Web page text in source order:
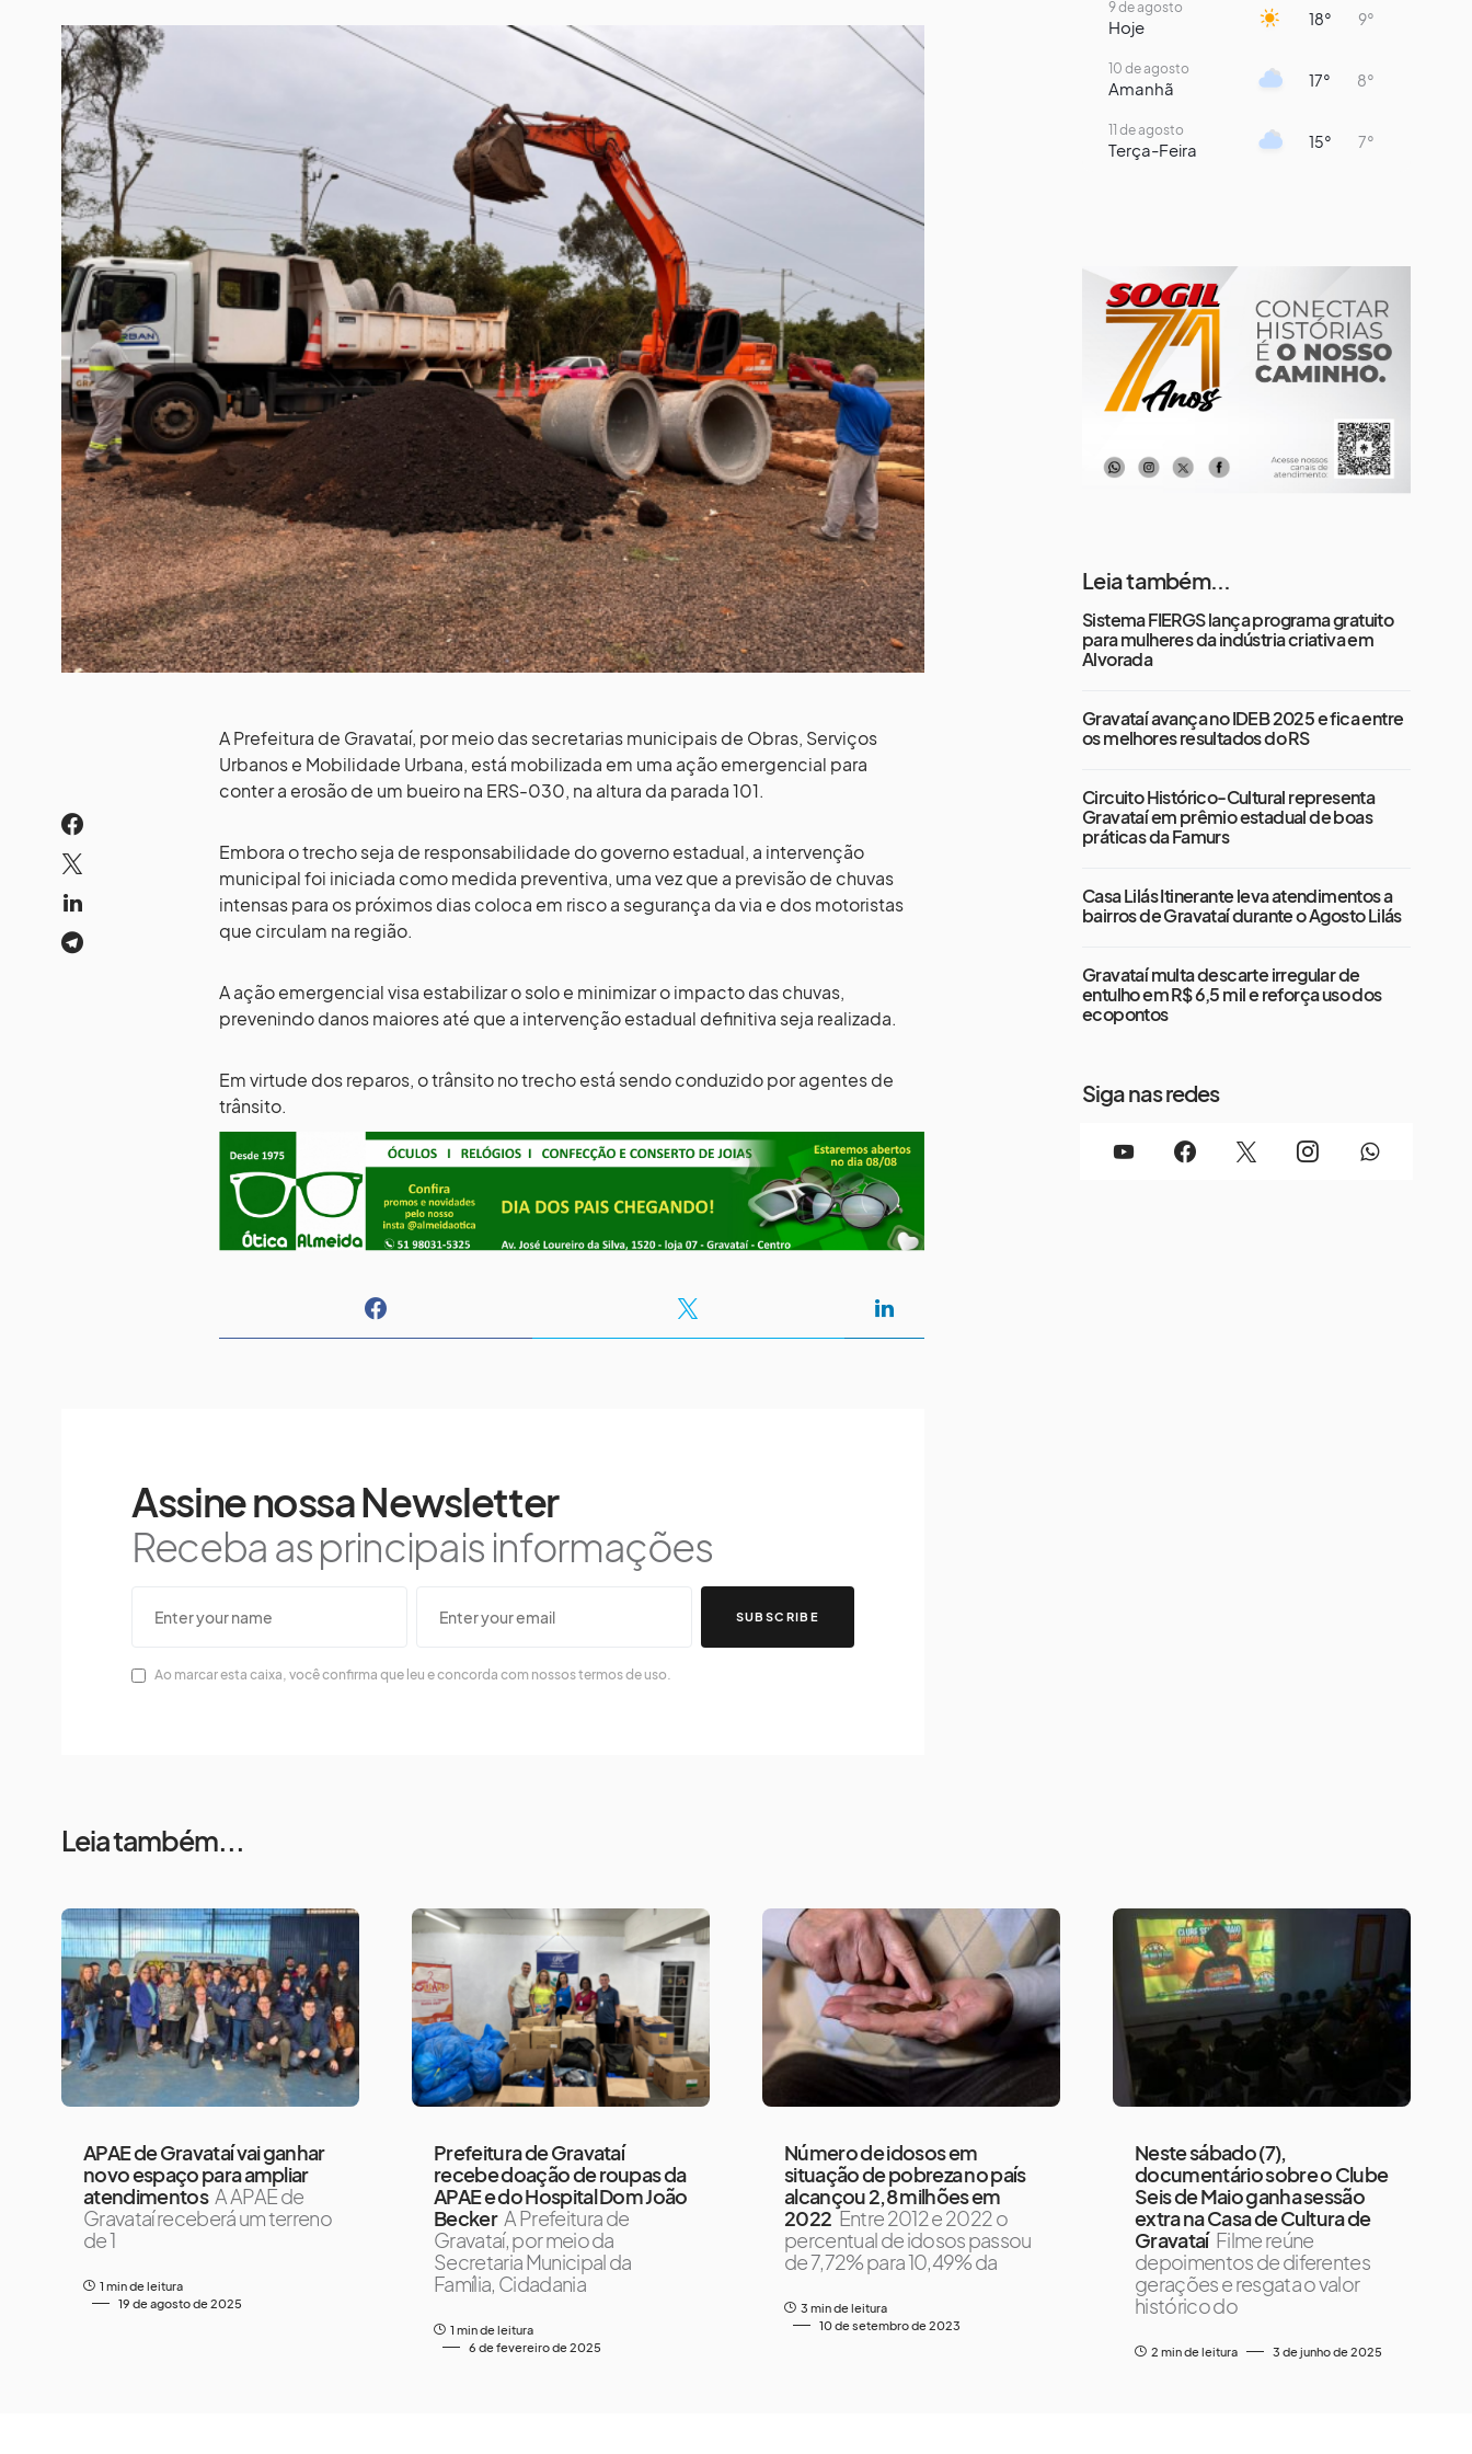
A Prefeitura de Gravataí, por meio das secretarias municipais de Obras, Serviços
Urbanos e Mobilidade Urbana, está mobilizada em uma ação emergencial para
conter a erosão de um bueiro na ERS-030, na altura da parada 101.
Embora o trecho seja de responsabilidade do governo estadual, a intervenção
municipal foi iniciada como medida preventiva, uma vez que a previsão de chuvas
intensas para os próximos dias coloca em risco a segurança da via e dos motoristas
que circulam na região.
A ação emergencial visa estabilizar o solo e minimizar o impacto das chuvas,
prevenindo danos maiores até que a intervenção estadual definitiva seja realizada.
Em virtude dos reparos, o trânsito no trecho está sendo conduzido por agentes de
trânsito.
Assine nossa Newsletter
Receba as principais informações
SUBSCRIBE
Ao marcar esta caixa, você confirma que leu e concorda com nossos termos de uso.
9 de agosto
Hoje 18° 9°
10 de agosto
Amanhã 17° 8°
11 de agosto
Terça-Feira 15° 7°
Quinta-Feira 16° 13°
14 de agosto
Sexta-Feira 18° 14°
15 de agosto
Sábado 21° 16°
Leia também...
Sistema FIERGS lança programa gratuito
para mulheres da indústria criativa em
Alvorada
Gravataí avança no IDEB 2025 e fica entre
os melhores resultados do RS
Circuito Histórico-Cultural representa
Gravataí em prêmio estadual de boas
práticas da Famurs
Casa Lilás Itinerante leva atendimentos a
bairros de Gravataí durante o Agosto Lilás
Gravataí multa descarte irregular de
entulho em R$ 6,5 mil e reforça uso dos
ecopontos
Siga nas redes
Leia também...
APAE de Gravataí vai ganhar
novo espaço para ampliar
atendimentos A APAE de
Gravataí receberá um terreno
de 1
1 min de leitura
19 de agosto de 2025
Prefeitura de Gravataí
recebe doação de roupas da
APAE e do Hospital Dom João
Becker A Prefeitura de
Gravataí, por meio da
Secretaria Municipal da
Família, Cidadania
1 min de leitura
6 de fevereiro de 2025
Número de idosos em
situação de pobreza no país
alcançou 2,8 milhões em
2022 Entre 2012 e 2022 o
percentual de idosos passou
de 7,72% para 10,49% da
3 min de leitura
10 de setembro de 2023
Neste sábado (7),
documentário sobre o Clube
Seis de Maio ganha sessão
extra na Casa de Cultura de
Gravataí Filme reúne
depoimentos de diferentes
gerações e resgata o valor
histórico do
2 min de leitura 3 de junho de 2025